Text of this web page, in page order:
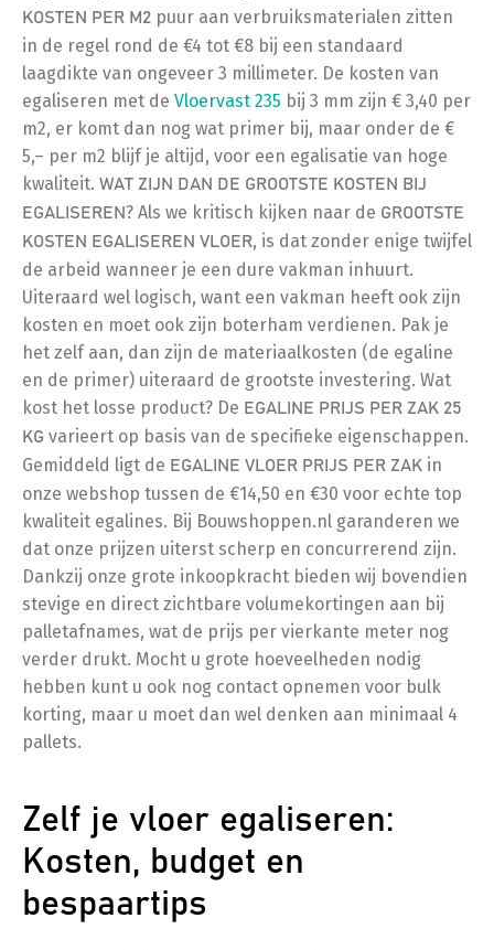
KOSTEN PER M2 puur aan verbruiksmaterialen zitten
in de regel rond de €4 tot €8 bij een standaard
laagdikte van ongeveer 3 millimeter. De kosten van
egaliseren met de Vloervast 235 bij 3 mm zijn € 3,40 per
m2, er komt dan nog wat primer bij, maar onder de €
5,– per m2 blijf je altijd, voor een egalisatie van hoge
kwaliteit. WAT ZIJN DAN DE GROOTSTE KOSTEN BIJ
EGALISEREN? Als we kritisch kijken naar de GROOTSTE
KOSTEN EGALISEREN VLOER, is dat zonder enige twijfel
de arbeid wanneer je een dure vakman inhuurt.
Uiteraard wel logisch, want een vakman heeft ook zijn
kosten en moet ook zijn boterham verdienen. Pak je
het zelf aan, dan zijn de materiaalkosten (de egaline
en de primer) uiteraard de grootste investering. Wat
kost het losse product? De EGALINE PRIJS PER ZAK 25
KG varieert op basis van de specifieke eigenschappen.
Gemiddeld ligt de EGALINE VLOER PRIJS PER ZAK in
onze webshop tussen de €14,50 en €30 voor echte top
kwaliteit egalines. Bij Bouwshoppen.nl garanderen we
dat onze prijzen uiterst scherp en concurrerend zijn.
Dankzij onze grote inkoopkracht bieden wij bovendien
stevige en direct zichtbare volumekortingen aan bij
palletafnames, wat de prijs per vierkante meter nog
verder drukt. Mocht u grote hoeveelheden nodig
hebben kunt u ook nog contact opnemen voor bulk
korting, maar u moet dan wel denken aan minimaal 4
pallets.
Zelf je vloer egaliseren:
Kosten, budget en
bespaartips